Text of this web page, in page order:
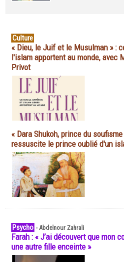
Culture
« Dieu, le Juif et le Musulman » :
l'islam apportent au monde, avec
Privot
« Dara Shukoh, prince du
ressuscite le prince oublié d'un
Psycho -Abdelnour Zahrali
Farah : « J’ai découvert que mon
une autre fille enceinte »